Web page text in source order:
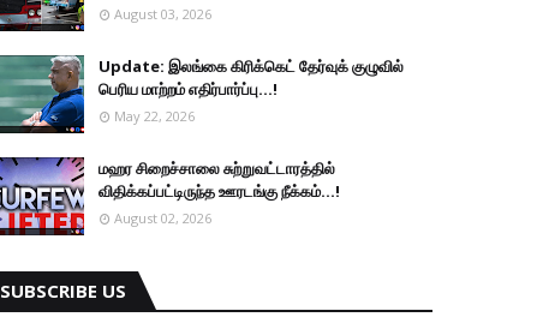
August 03, 2026
Update: இலங்கை கிரிக்கெட் தேர்வுக் குழுவில்
பெரிய மாற்றம் எதிர்பார்ப்பு...!
May 22, 2026
மஹர சிறைச்சாலை சுற்றுவட்டாரத்தில்
விதிக்கப்பட்டிருந்த ஊரடங்கு நீக்கம்...!
August 02, 2026
SUBSCRIBE US